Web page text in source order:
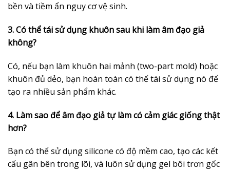
bền và tiềm ẩn nguy cơ vệ sinh.
3. Có thể tái sử dụng khuôn sau khi làm âm đạo giả
không?
Có, nếu bạn làm khuôn hai mảnh (two-part mold) hoặc
khuôn đủ dẻo, bạn hoàn toàn có thể tái sử dụng nó để
tạo ra nhiều sản phẩm khác.
4. Làm sao để âm đạo giả tự làm có cảm giác giống thật
hơn?
Bạn có thể sử dụng silicone có độ mềm cao, tạo các kết
cấu gân bên trong lõi, và luôn sử dụng gel bôi trơn gốc